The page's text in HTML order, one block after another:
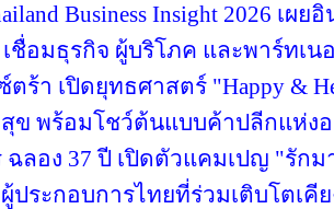
Business Insight 2026 เผ
ชื่อมธุรกิจ ผู้บริโภค และพาร์ทเน
ร้า เปิดยุทธศาสตร์ "Happy &
ข พร้อมโชว์ต้นแบบค้าปลีกแห่ง
ฉลอง 37 ปี เปิดตัวแคมเปญ "รั
ประกอบการไทยที่ร่วมเติบโตเคี